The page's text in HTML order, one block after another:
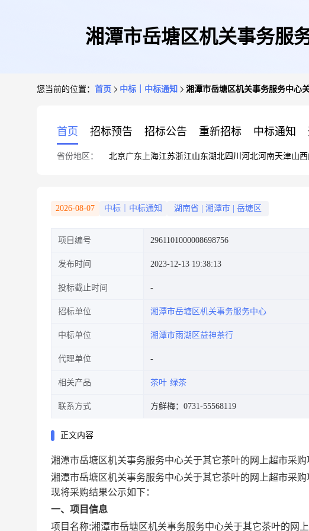
湘潭市岳塘区机关事务服
您当前的位置： 首页 中标｜中标通知 湘潭市岳塘区机关事务服务中心
首页 招标预告 招标公告 重新招标 中标通知
省份地区： 北京广东 上海江苏浙江山东湖北四川 河北河南天津山西
2026-08-07 中标｜中标通知 湖南省 湘潭市 岳塘区
项目编号 2961101000008698756
发布时间 2023-12-13 19:38:13
投标截止时间
招标单位 湘潭市岳塘区机关事务服务中心
中标单位 湘潭市雨湖区益神茶行
代理单位
相关产品 茶叶 绿茶
联系方式 方鲜梅：0731-55568119
正文内容
湘潭市岳塘区机关事务服务中心关于其它茶叶的网上超市采购
湘潭市岳塘区机关事务服务中心关于其它茶叶的网上超市采购
现将采购结果公示如下：
一、项目信息
项目名称:湘潭市岳塘区机关事务服务中心关于其它茶叶的网